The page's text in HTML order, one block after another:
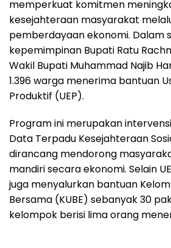
memperkuat komitmen
kesejahteraan masyarakat
pemberdayaan ekonomi. Dalam
kepemimpinan Bupati Ratu
Wakil Bupati Muhammad Najib
1.396 warga menerima bantuan
Produktif (UEP).
Program ini merupakan
Data Terpadu Kesejahteraan
dirancang mendorong
mandiri secara ekonomi. Selain
juga menyalurkan bantuan
Bersama (KUBE) sebanyak 30
kelompok berisi lima orang